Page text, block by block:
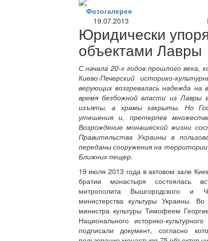
Фотогалерея
19.07.2013
Юридически
объектами Лавры
С начала 20-х годов прошлого века,
Киево-Печерский историко-
верующих возгревалась надежда
время безбожной власти из Лавры
изъяты, а храмы закрыты. Но
утешения и, претерпев
Возрождение монашеской жизни
Правительства Украины в
переданы сооружения на
Ближних пещер.
19 июля 2013 года в актовом зале
братии монастыря состоялась
митрополита Вышгородского и
министерства культуры Украины.
министра культуры Тимофеем
Национального историко-
подписали документ, согласно